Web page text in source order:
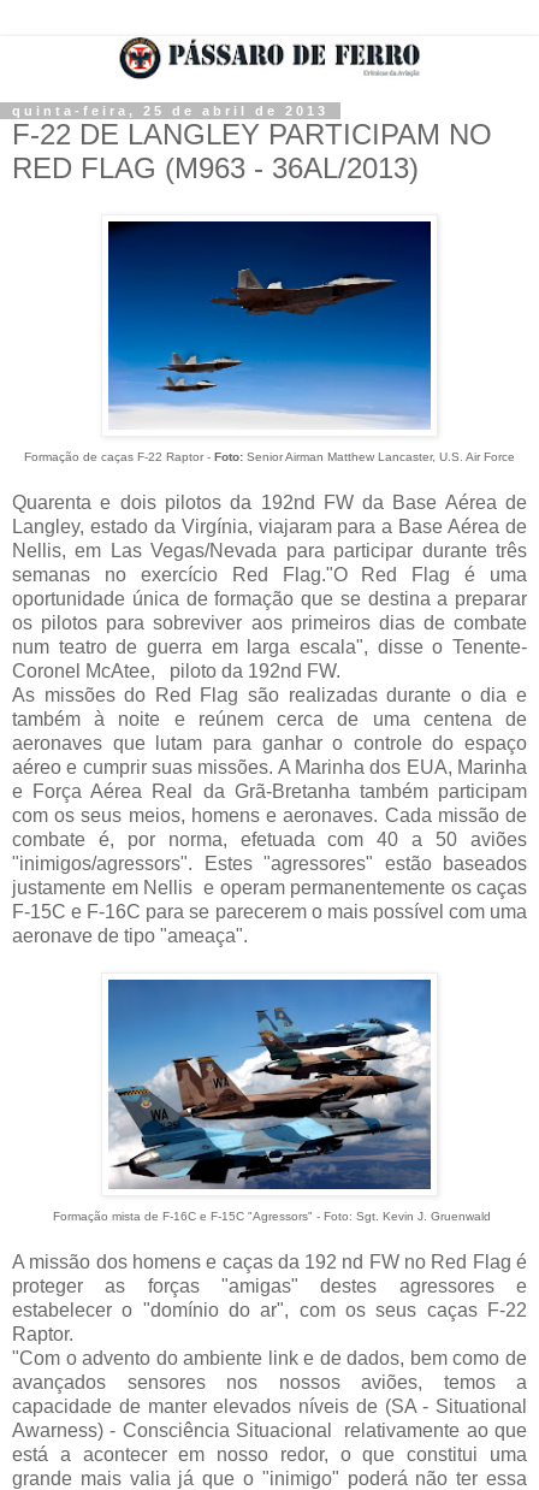
quinta-feira, 25 de abril de 2013
F-22 DE LANGLEY PARTICIPAM NO
RED FLAG (M963 - 36AL/2013)
Formação de caças F-22 Raptor - Foto: Senior Airman Matthew Lancaster, U.S. Air Force
Quarenta e dois pilotos da 192nd FW da Base Aérea de
Langley, estado da Virgínia, viajaram para a Base Aérea de
Nellis, em Las Vegas/Nevada para participar durante três
semanas no exercício Red Flag."O Red Flag é uma
oportunidade única de formação que se destina a preparar
os pilotos para sobreviver aos primeiros dias de combate
num teatro de guerra em larga escala", disse o Tenente-
Coronel McAtee, piloto da 192nd FW.
As missões do Red Flag são realizadas durante o dia e
também à noite e reúnem cerca de uma centena de
aeronaves que lutam para ganhar o controle do espaço
aéreo e cumprir suas missões. A Marinha dos EUA, Marinha
e Força Aérea Real da Grã-Bretanha também participam
com os seus meios, homens e aeronaves. Cada missão de
combate é, por norma, efetuada com 40 a 50 aviões
"inimigos/agressors".
Estes "agressores" estão baseados
justamente em Nellis e operam permanentemente os caças
F-15C e F-16C para se parecerem o mais possível com uma
aeronave de tipo "ameaça".
Formação mista de F-16C e F-15C "Agressors" - Foto: Sgt. Kevin J. Gruenwald
A missão dos homens e caças da 192 nd FW no Red Flag é
proteger as forças "amigas" destes agressores e
estabelecer o "domínio do ar", com os seus caças F-22
Raptor.
"Com o advento do ambiente link e de dados, bem como de
avançados sensores nos nossos aviões, temos a
capacidade de manter elevados níveis de (SA - Situational
Awarness) - Consciência Situacional relativamente ao que
está a acontecer em nosso redor, o que constitui uma
grande mais valia já que o "inimigo" poderá não ter essa